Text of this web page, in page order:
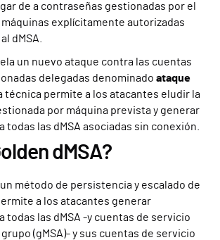
de a contraseñas gestionadas por el
máquinas explícitamente autorizadas
dMSA.
un nuevo ataque contra las cuentas
delegadas denominado ataque
técnica permite a los atacantes eludir la
por máquina prevista y generar
todas las dMSA asociadas sin conexión.
dMSA?
un método de persistencia y escalado de
a los atacantes generar
todas las dMSA -y cuentas de servicio
(gMSA)- y sus cuentas de servicio